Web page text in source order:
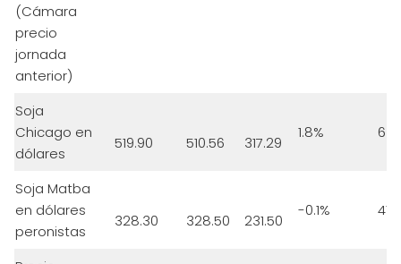
(Cámara
precio
jornada
anterior)
Soja
Chicago en
dólares
519.90 510.56 317.29
1.8%
Soja Matba
en dólares
peronistas
328.30 328.50 231.50
-0.1%